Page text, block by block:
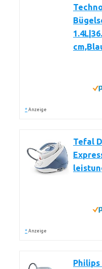
* Anzeige
Tefal
* Anzeige